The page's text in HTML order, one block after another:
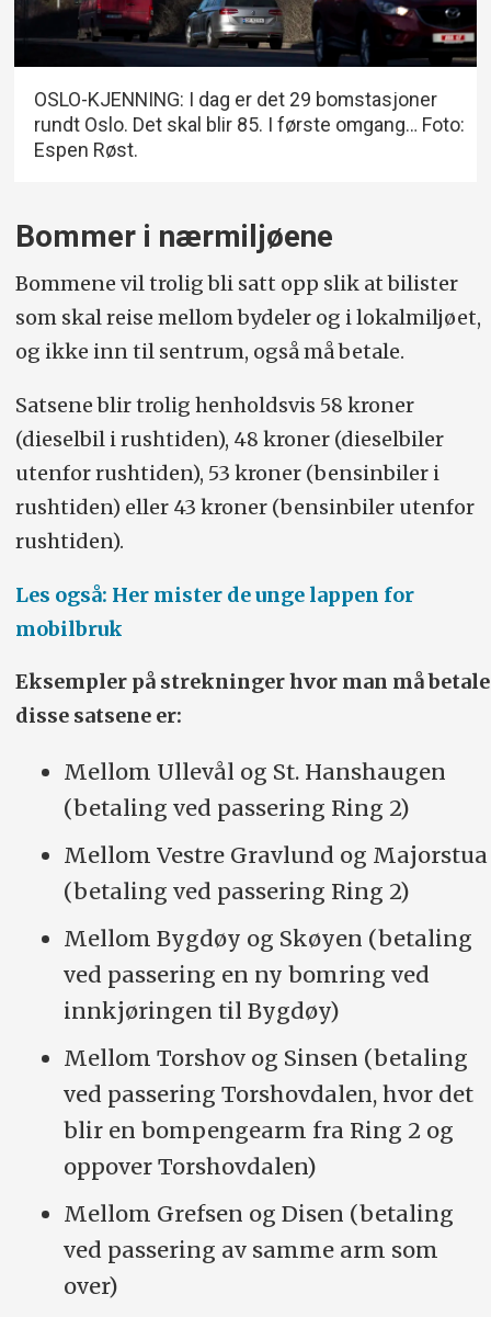
OSLO-KJENNING: I dag er det 29 bomstasjoner
rundt Oslo. Det skal blir 85. I første omgang… Foto:
Espen Røst.
Bommer i nærmiljøene
Bommene vil trolig bli satt opp slik at bilister
som skal reise mellom bydeler og i lokalmiljøet,
og ikke inn til sentrum, også må betale.
Satsene blir trolig henholdsvis 58 kroner
(dieselbil i rushtiden), 48 kroner (dieselbiler
utenfor rushtiden), 53 kroner (bensinbiler i
rushtiden) eller 43 kroner (bensinbiler utenfor
rushtiden).
Les også: Her mister de unge lappen for
mobilbruk
Eksempler på strekninger hvor man må betale
disse satsene er:
Mellom Ullevål og St. Hanshaugen
(betaling ved passering Ring 2)
Mellom Vestre Gravlund og Majorstua
(betaling ved passering Ring 2)
Mellom Bygdøy og Skøyen (betaling
ved passering en ny bomring ved
innkjøringen til Bygdøy)
Mellom Torshov og Sinsen (betaling
ved passering Torshovdalen, hvor det
blir en bompengearm fra Ring 2 og
oppover Torshovdalen)
Mellom Grefsen og Disen (betaling
ved passering av samme arm som
over)